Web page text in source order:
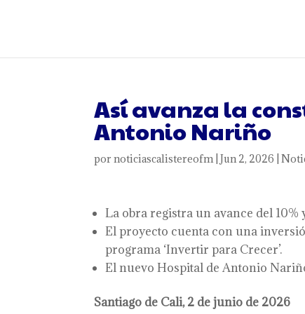
Así avanza la
Antonio Nariño
pornoticiascalistereofm|Jun 2, 2026 |
La obra registra un avance del
El proyecto cuenta con una
programa ‘Invertir para Crecer’.
El nuevo Hospital de Antonio
Santiago de Cali, 2 de junio de 2026